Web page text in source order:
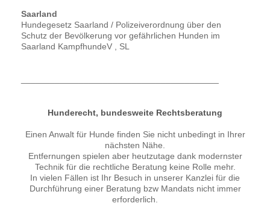
Saarland
Hundegesetz Saarland / Polizeiverordnung über den
Schutz der Bevölkerung vor gefährlichen Hunden im
Saarland KampfhundeV , SL
Hunderecht, bundesweite Rechtsberatung
Einen Anwalt für Hunde finden Sie nicht unbedingt in Ihrer
nächsten Nähe.
Entfernungen spielen aber heutzutage dank modernster
Technik für die rechtliche Beratung keine Rolle mehr.
In vielen Fällen ist Ihr Besuch in unserer Kanzlei für die
Durchführung einer Beratung bzw Mandats nicht immer
erforderlich.